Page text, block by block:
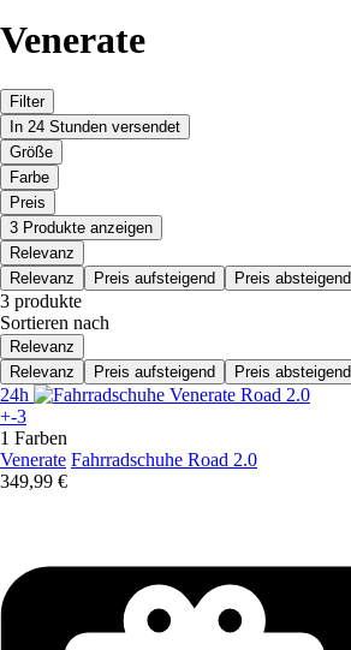
Venerate
Filter
In 24 Stunden versendet
Größe
Farbe
Preis
3 Produkte anzeigen
Relevanz
Relevanz
Preis aufsteigend Preis absteigend
3 produkte
Sortieren nach
Relevanz
Relevanz
Preis aufsteigend Preis absteigend
24h
+-3
1 Farben
Venerate Fahrradschuhe Road 2.0
349,99 €